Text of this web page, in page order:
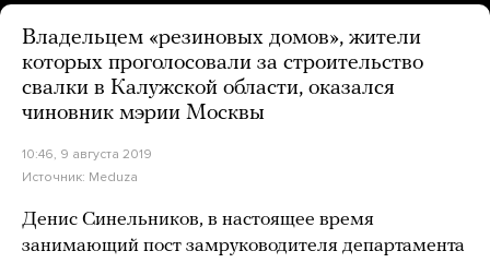
Владельцем «резиновых домов», жители
которых проголосовали за строительство
свалки в Калужской области, оказался
чиновник мэрии Москвы
10:46, 9 августа 2019
Источник: Meduza
Денис Синельников, в настоящее время
занимающий пост замруководителя департамента